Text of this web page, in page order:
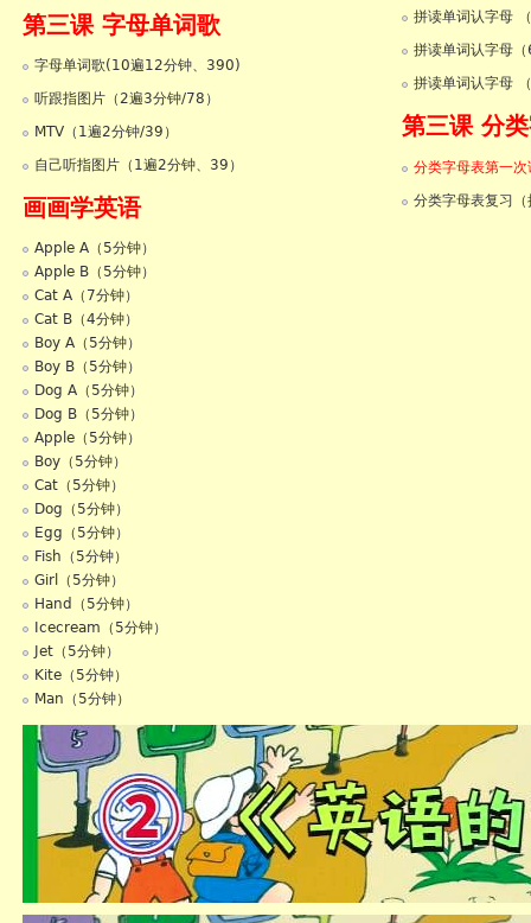
第三课 字母单词歌
字母单词歌(10遍12分钟、390)
听跟指图片（2遍3分钟/78）
MTV（1遍2分钟/39）
自己听指图片（1遍2分钟、39）
画画学英语
Apple A（5分钟）
Apple B（5分钟）
Cat A（7分钟）
Cat B（4分钟）
Boy A（5分钟）
Boy B（5分钟）
Dog A（5分钟）
Dog B（5分钟）
Apple（5分钟）
Boy（5分钟）
Cat（5分钟）
Dog（5分钟）
Egg（5分钟）
Fish（5分钟）
Girl（5分钟）
Hand（5分钟）
Icecream（5分钟）
Jet（5分钟）
Kite（5分钟）
Man（5分钟）
拼读单词认字母
拼读单词认字母
拼读单词认字母
第三课 分
分类字母表第一
分类字母表复习